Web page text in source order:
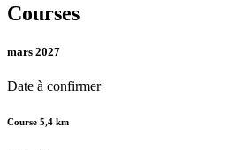
Courses
mars 2027
Date à confirmer
Course 5,4 km